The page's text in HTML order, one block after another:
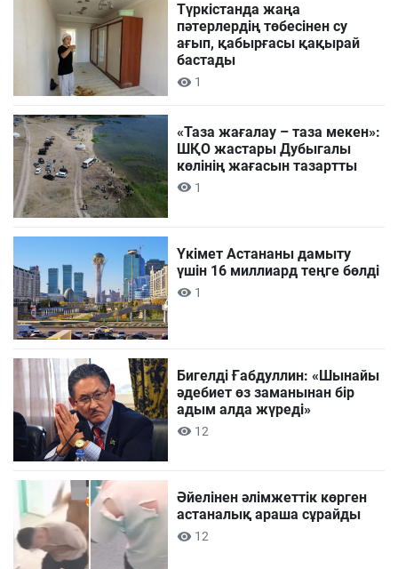
Түркістанда жаңа
пәтерлердің төбесінен су
ағып, қабырғасы қақырай
бастады
1
«Таза жағалау – таза мекен»:
ШҚО жастары Дубыгалы
көлінің жағасын тазартты
1
Үкімет Астананы дамыту
үшін 16 миллиард теңге бөлді
1
Бигелді Ғабдуллин: «Шынайы
әдебиет өз заманынан бір
адым алда жүреді»
12
Әйелінен әлімжеттік көрген
астаналық араша сұрайды
12